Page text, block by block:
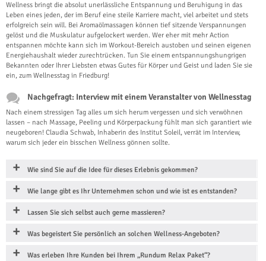
Wellness bringt die absolut unerlässliche Entspannung und Beruhigung in das
Leben eines jeden, der im Beruf eine steile Karriere macht, viel arbeitet und stets
erfolgreich sein will. Bei Aromaölmassagen können tief sitzende Verspannungen
gelöst und die Muskulatur aufgelockert werden. Wer eher mit mehr Action
entspannen möchte kann sich im Workout-Bereich austoben und seinen eigenen
Energiehaushalt wieder zurechtrücken. Tun Sie einem entspannungshungrigen
Bekannten oder Ihrer Liebsten etwas Gutes für Körper und Geist und laden Sie sie
ein, zum Wellnesstag in Friedburg!
Nachgefragt: Interview mit einem Veranstalter von Wellnesstag
Nach einem stressigen Tag alles um sich herum vergessen und sich verwöhnen
lassen – nach Massage, Peeling und Körperpackung fühlt man sich garantiert wie
neugeboren! Claudia Schwab, Inhaberin des Institut Soleil, verrät im Interview,
warum sich jeder ein bisschen Wellness gönnen sollte.
Wie sind Sie auf die Idee für dieses Erlebnis gekommen?
Wie lange gibt es Ihr Unternehmen schon und wie ist es entstanden?
Lassen Sie sich selbst auch gerne massieren?
Was begeistert Sie persönlich an solchen Wellness-Angeboten?
Was erleben Ihre Kunden bei Ihrem „Rundum Relax Paket“?